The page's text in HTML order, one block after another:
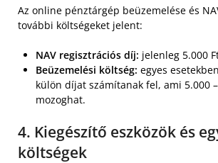
Az online pénztárgép beüzemelése és
további költségeket jelent:
NAV regisztrációs díj: jelenleg 5.000
Beüzemelési költség: egyes
külön díjat számítanak fel, ami 5.000
mozoghat.
4. Kiegészítő eszközök és
költségek